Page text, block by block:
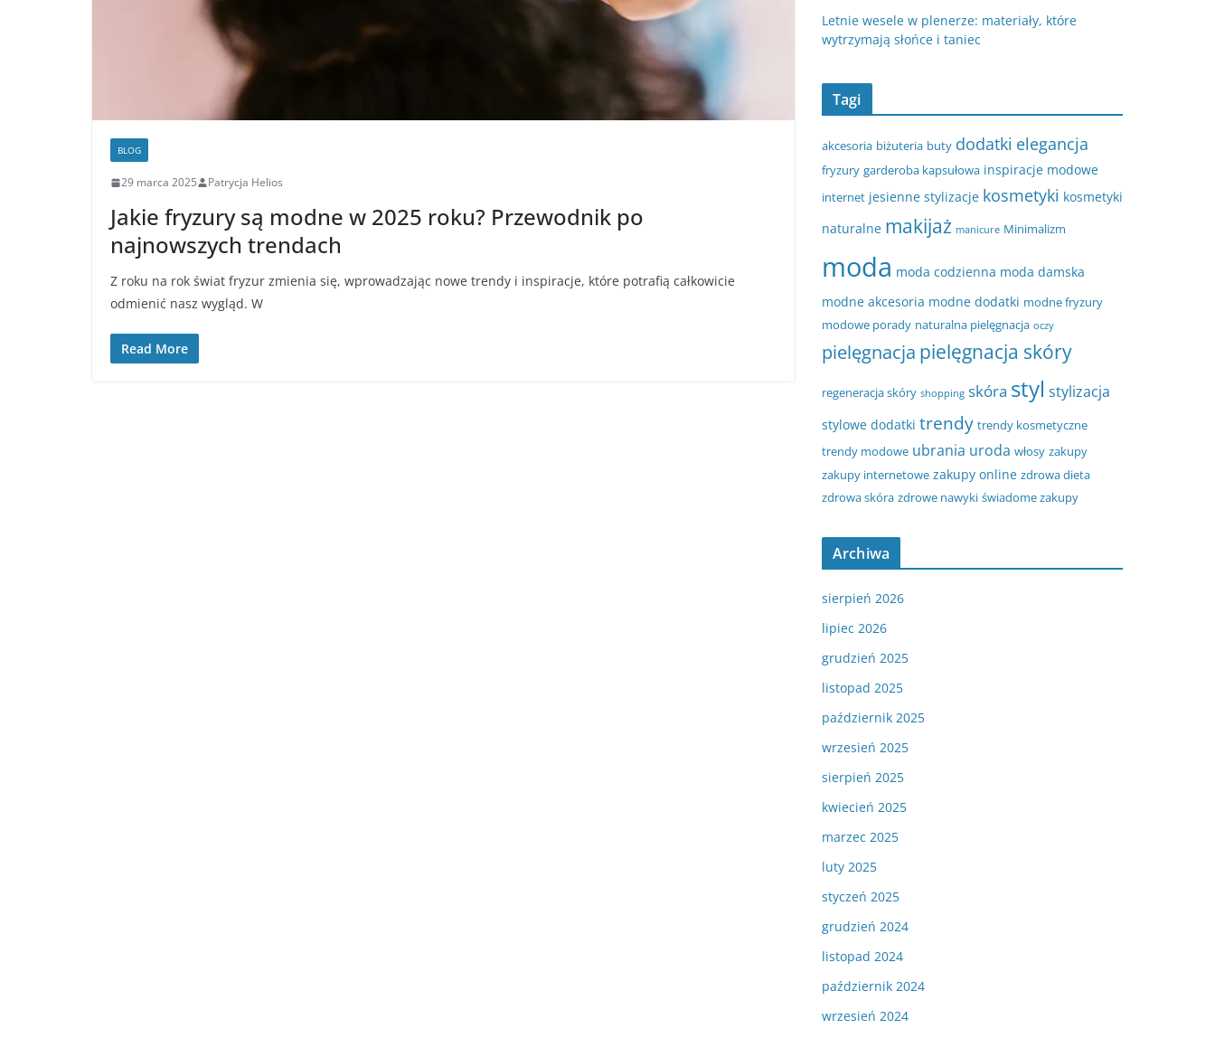
BLOG
29 marca 2025 Patrycja Helios
Jakie fryzury są modne w 2025 roku? Przewodnik po
najnowszych trendach
Z roku na rok świat fryzur zmienia się, wprowadzając nowe trendy i inspiracje, które potrafią całkowicie
odmienić nasz wygląd. W
Read More
Letnie wesele w plenerze: materiały, które
wytrzymają słońce i taniec
Tagi
akcesoria biżuteria buty dodatki elegancja
fryzury garderoba kapsułowa inspiracje modowe
internet jesienne stylizacje kosmetyki kosmetyki
naturalne makijaż manicure Minimalizm
moda moda codzienna moda damska
modne akcesoria modne dodatki modne fryzury
modowe porady naturalna pielęgnacja oczy
pielęgnacja pielęgnacja skóry
regeneracja skóry shopping skóra styl stylizacja
stylowe dodatki trendy trendy kosmetyczne
trendy modowe ubrania uroda włosy zakupy
zakupy internetowe zakupy online zdrowa dieta
zdrowa skóra zdrowe nawyki świadome zakupy
Archiwa
sierpień 2026
lipiec 2026
grudzień 2025
listopad 2025
październik 2025
wrzesień 2025
sierpień 2025
kwiecień 2025
marzec 2025
luty 2025
styczeń 2025
grudzień 2024
listopad 2024
październik 2024
wrzesień 2024